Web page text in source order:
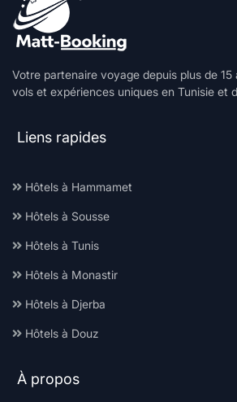
Votre partenaire voyage depuis plus de 15
vols et expériences uniques en Tunisie et
Liens rapides
Hôtels à Hammamet
Hôtels à Sousse
Hôtels à Tunis
Hôtels à Monastir
Hôtels à Djerba
Hôtels à Douz
À propos